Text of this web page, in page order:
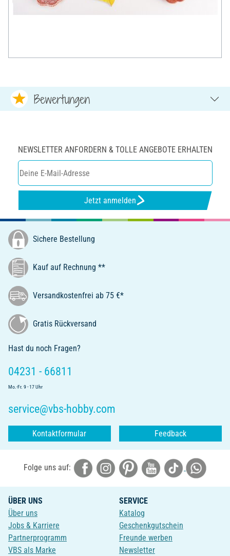
Bewertungen
NEWSLETTER ANFORDERN & TOLLE ANGEBOTE ERHALTEN
Jetzt anmelden
Sichere Bestellung
Kauf auf Rechnung **
Versandkostenfrei ab 75 €*
Gratis Rückversand
Hast du noch Fragen?
04231 - 66811
Mo.-Fr. 9 - 17 Uhr
service@vbs-hobby.com
Kontaktformular Feedback
Folge uns auf:
ÜBER UNS
Über uns
Jobs & Karriere
Partnerprogramm
VBS als Marke
SERVICE
Katalog
Geschenkgutschein
Freunde werben
Newsletter